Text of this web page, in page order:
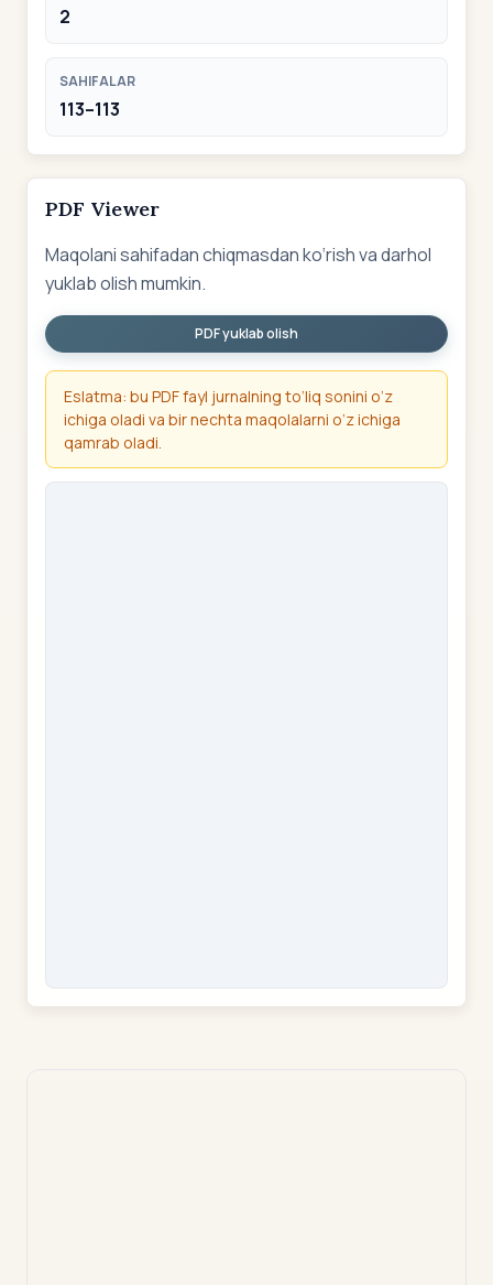
2
SAHIFALAR
113–113
PDF Viewer
Maqolani sahifadan chiqmasdan ko‘rish va darhol
yuklab olish mumkin.
PDF yuklab olish
Eslatma: bu PDF fayl jurnalning to‘liq sonini o‘z
ichiga oladi va bir nechta maqolalarni o‘z ichiga
qamrab oladi.